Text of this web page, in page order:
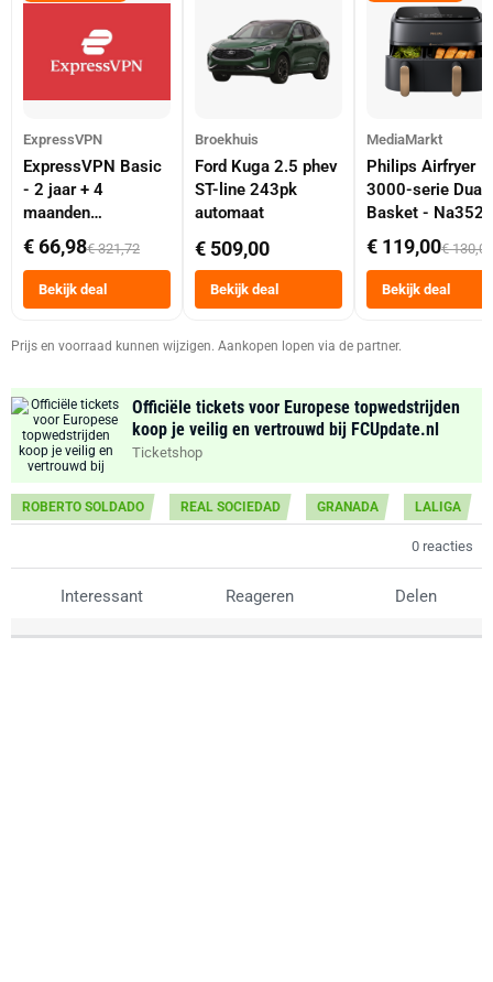
ExpressVPN
ExpressVPN Basic
- 2 jaar + 4
maanden
abonnement
€ 66,98€ 321,72
Bekijk deal
Broekhuis
Ford Kuga 2.5 phev
ST-line 243pk
automaat
€ 509,00
Bekijk deal
MediaMarkt
Philips Airfryer
3000-serie Dual
Basket -
Dubbele Mand 9
Tot 6 Personen
Heteluchtfriteuse
Zwart
€ 119,00€ 130,00
Bekijk deal
Prijs en voorraad kunnen wijzigen. Aankopen lopen via de partner.
Officiële tickets voor Europese topwedstrijden
koop je veilig en vertrouwd bij FCUpdate.nl
Ticketshop
ROBERTO SOLDADO REAL SOCIEDAD GRANADA LALIGA
0 reacties
Interessant Reageren Delen